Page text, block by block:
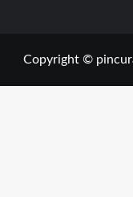
Copyright ©